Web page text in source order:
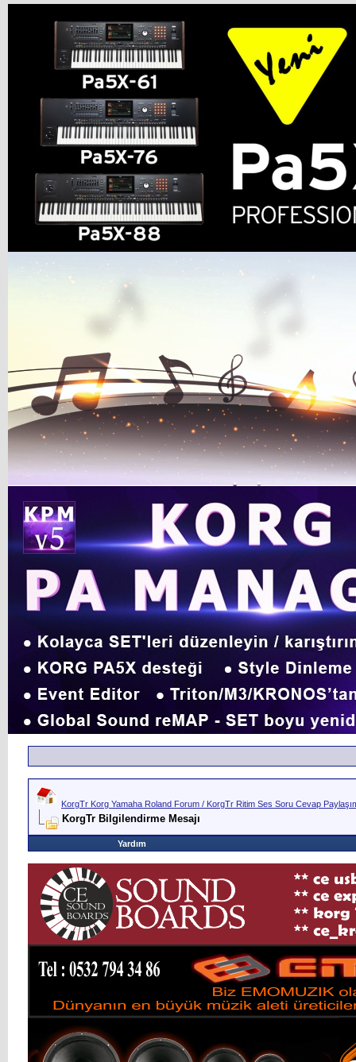
KorgTr Korg Yamaha Roland Forum / KorgTr Ritim Ses Soru Cevap
KorgTr Bilgilendirme Mesajı
Yardım